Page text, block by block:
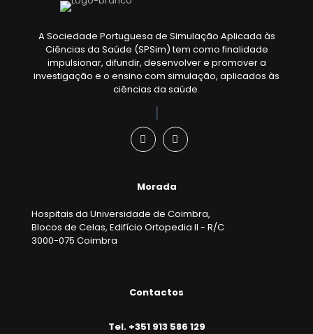
A Sociedade Portuguesa de Simulação Aplicada às
Ciências da Saúde (SPSim) tem como finalidade
impulsionar, difundir, desenvolver e promover a
investigação e o ensino com simulação, aplicados às
ciências da saúde.
Morada
Hospitais da Universidade de Coimbra,
Blocos de Celas, Edifício Ortopedia II - R/C
3000-075 Coimbra
Contactos
Tel. +351 913 586 129